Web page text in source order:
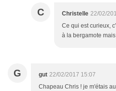
C Christelle 22/02/
Ce qui est curieux,
à la bergamote
G gut 22/02/2017 15:07
Chapeau Chris ! je m'étais